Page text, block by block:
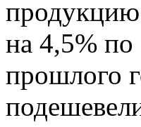
продукцию
на 4,5%
прошлого